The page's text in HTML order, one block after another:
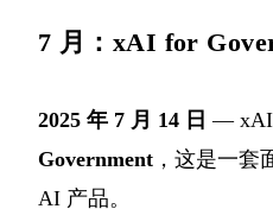
7 月：xAI for
2025 年 7 月 14 日 — xAI
Government ，这是一套
AI 产品。